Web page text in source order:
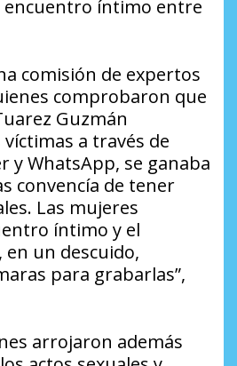
encuentro íntimo entre
comisión de expertos
comprobaron que
Guzmán
a través de
y WhatsApp, se ganaba
convencía de tener
Las mujeres
íntimo y el
un descuido,
para grabarlas”,
arrojaron además